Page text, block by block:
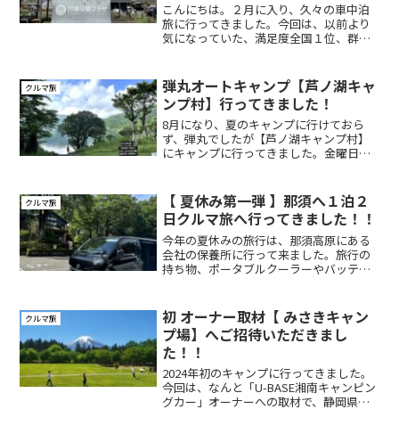
こんにちは。２月に入り、久々の車中泊
旅に行ってきました。今回は、以前より
気になっていた、満足度全国１位、群馬
ロ、最速２時間半の道のりです。今回も
車中泊しながら、向...
クルマ旅
弾丸オートキャンプ【芦ノ湖キャ
ンプ村】行ってきました！
8月になり、夏のキャンプに行けておら
ず、弾丸でしたが【芦ノ湖キャンプ村】
にキャンプに行ってきました。金曜日の
う条件で【 芦ノ湖キャンプ村 】になりま
した。こちらは、以前...
クルマ旅
【 夏休み第一弾 】那須へ１泊２
日クルマ旅へ行ってきました！！
今年の夏休みの旅行は、那須高原にある
会社の保養所に行って来ました。旅行の
持ち物、ポータブルクーラーやバッテリ
までの道のりは、約200キロ・所要時間３
時間です。朝は６時に...
クルマ旅
初 オーナー取材【 みさきキャン
プ場】へご招待いただきまし
た！！
2024年初のキャンプに行ってきました。
今回は、なんと「U-BASE湘南キャンピン
グカー」オーナーへの取材で、静岡県